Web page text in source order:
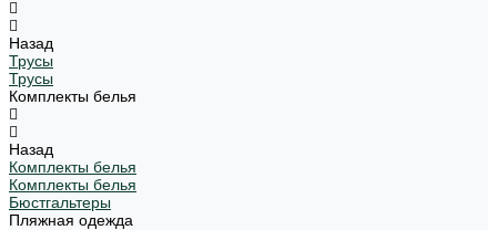
Назад
Трусы
Трусы
Комплекты белья
Назад
Комплекты белья
Комплекты белья
Бюстгальтеры
Пляжная одежда